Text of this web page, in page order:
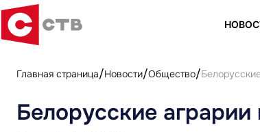
Главная страница Новости Общество
Белорусские